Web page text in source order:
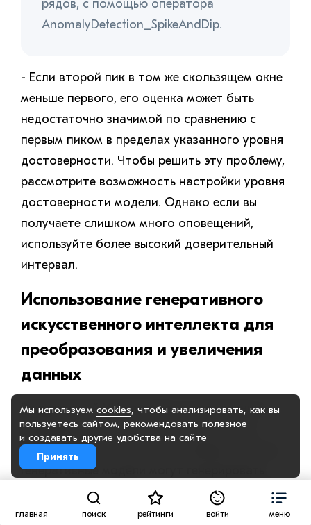
главная поиск рейтинги войти меню
рядов, с помощью оператора
AnomalyDetection_SpikeAndDip.
- Если второй пик в том же скользящем окне
меньше первого, его оценка может быть
недостаточно значимой по сравнению с
первым пиком в пределах указанного уровня
достоверности. Чтобы решить эту проблему,
рассмотрите возможность настройки уровня
достоверности модели. Однако если вы
получаете слишком много оповещений,
используйте более высокий доверительный
интервал.
Использование генеративного
искусственного интеллекта для
преобразования и увеличения
данных
Генеративный ИИ помогает в дополнении и
преобразовании данных, которые также
являются частью процесса проверки данных.
Генеративные модели могут генерировать
синтетические данные, напоминающие
реальные образцы данных. Это может быть
Мы используем cookies, чтобы анализировать, как вы
пользуетесь сайтом, рекомендовать полезное
и создавать другие удобства на сайте
Принять